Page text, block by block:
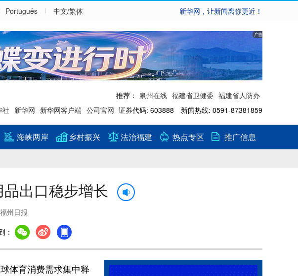
Português 中文/繁体 新华网，让新闻离你更近！
推荐： 泉州在线 福建省卫健委 福建省人防办
社
新华网 新华网客户端 公司官网 证券代码: 603888 新闻热线: 0591-87381859
海峡两岸 乡村振兴 法治福建 热点专区
推广信息
出口稳步增长
州日报
：
体育消费需求集中释